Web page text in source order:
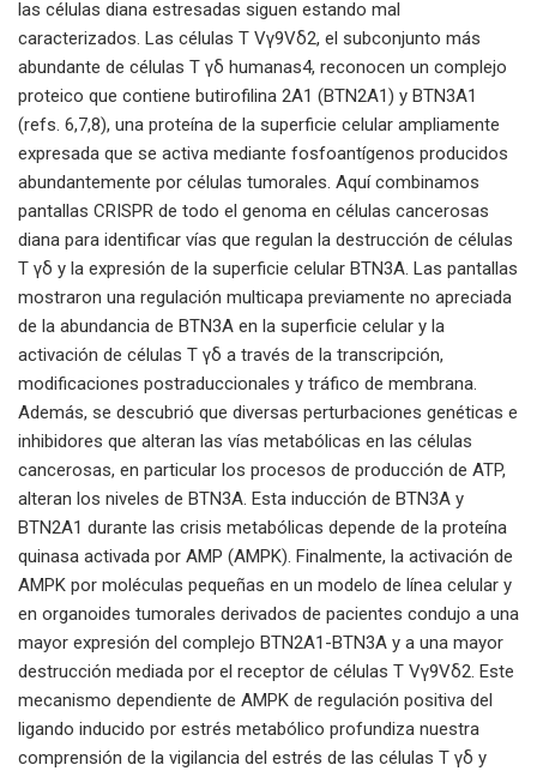
las células diana estresadas siguen estando mal
caracterizados. Las células T Vγ9Vδ2, el subconjunto más
abundante de células T γδ humanas4, reconocen un complejo
proteico que contiene butirofilina 2A1 (BTN2A1) y BTN3A1
(refs. 6,7,8), una proteína de la superficie celular ampliamente
expresada que se activa mediante fosfoantígenos producidos
abundantemente por células tumorales. Aquí combinamos
pantallas CRISPR de todo el genoma en células cancerosas
diana para identificar vías que regulan la destrucción de células
T γδ y la expresión de la superficie celular BTN3A. Las pantallas
mostraron una regulación multicapa previamente no apreciada
de la abundancia de BTN3A en la superficie celular y la
activación de células T γδ a través de la transcripción,
modificaciones postraduccionales y tráfico de membrana.
Además, se descubrió que diversas perturbaciones genéticas e
inhibidores que alteran las vías metabólicas en las células
cancerosas, en particular los procesos de producción de ATP,
alteran los niveles de BTN3A. Esta inducción de BTN3A y
BTN2A1 durante las crisis metabólicas depende de la proteína
quinasa activada por AMP (AMPK). Finalmente, la activación de
AMPK por moléculas pequeñas en un modelo de línea celular y
en organoides tumorales derivados de pacientes condujo a una
mayor expresión del complejo BTN2A1-BTN3A y a una mayor
destrucción mediada por el receptor de células T Vγ9Vδ2. Este
mecanismo dependiente de AMPK de regulación positiva del
ligando inducido por estrés metabólico profundiza nuestra
comprensión de la vigilancia del estrés de las células T γδ y